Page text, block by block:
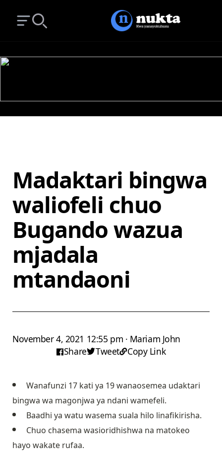
Open main menu
Madaktari bingwa
waliofeli chuo
Bugando wazua
mjadala
mtandaoni
November 4, 2021 12:55 pm · Mariam John
Share
Tweet Copy Link
Wanafunzi 17 kati ya 19 wanaosemea udaktari
bingwa wa magonjwa ya ndani wamefeli.
Baadhi ya watu wasema suala hilo linafikirisha.
Chuo chasema wasioridhishwa na matokeo
hayo wakate rufaa.